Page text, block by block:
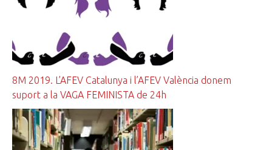
8M 2019. L’AFEV Catalunya i l’AFEV València donem
suport a la VAGA FEMINISTA de 24h